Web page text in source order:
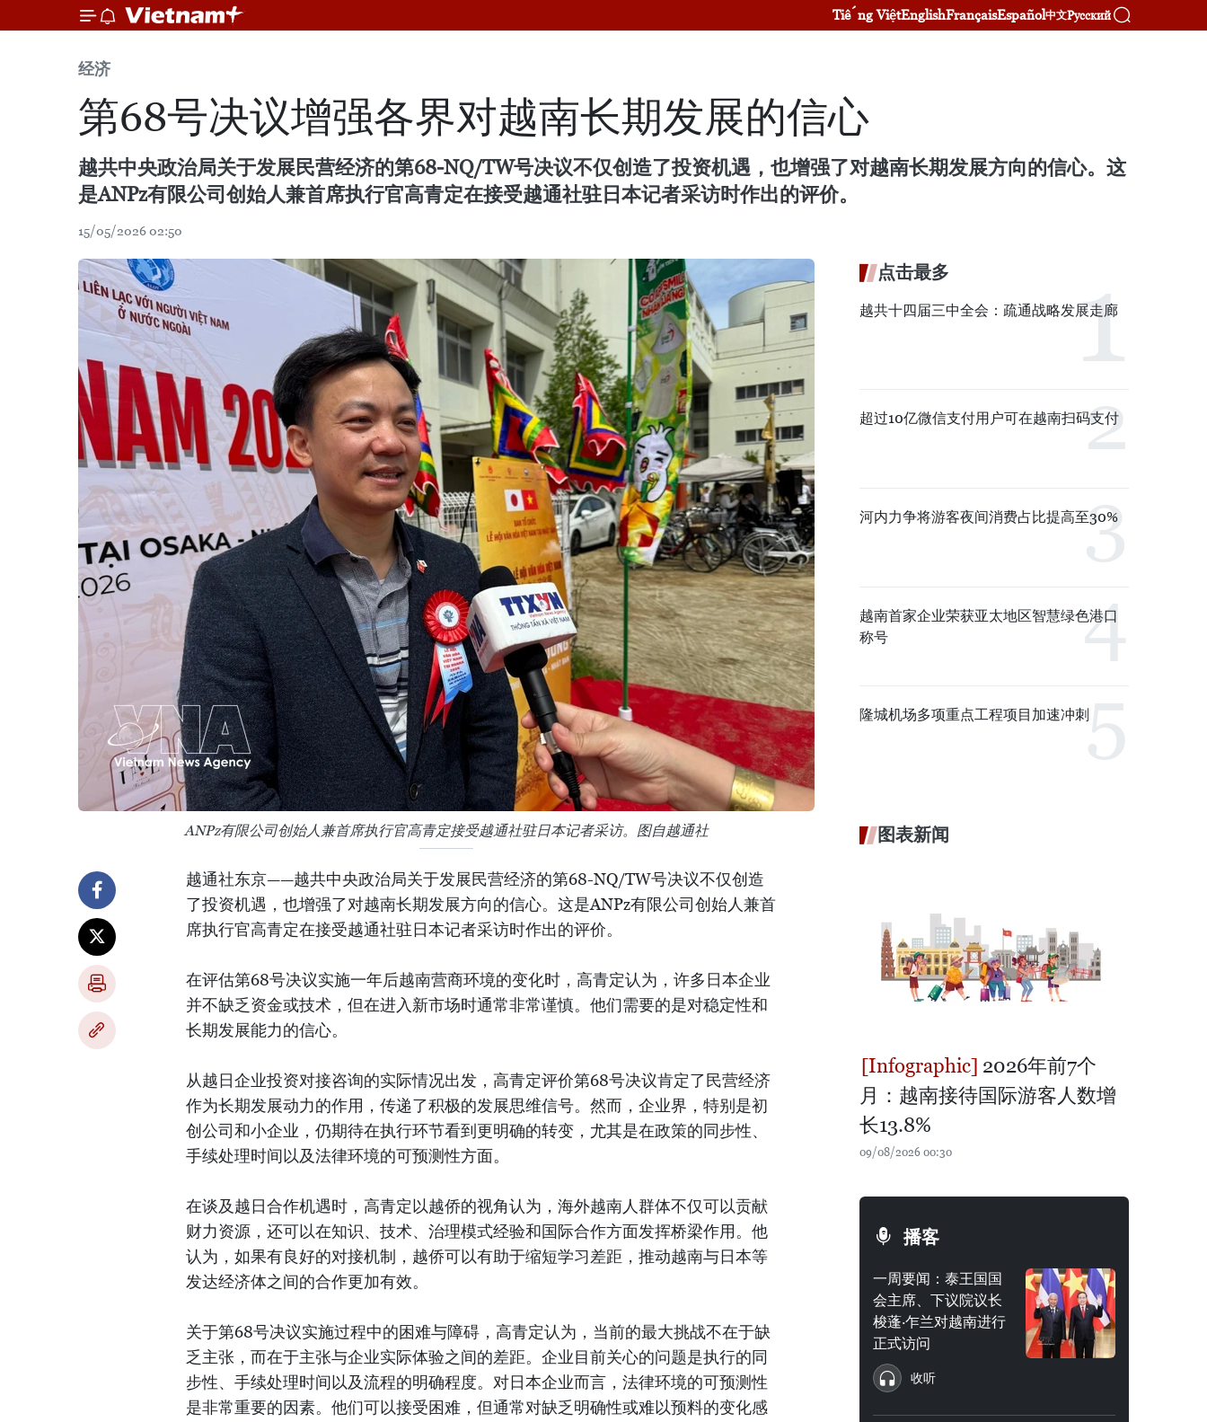
Tiếng ViệtEnglishFrançaisEspañol中文Русский
经济
第68号决议增强各界对越南长期发展的信心
越共中央政治局关于发展民营经济的第68-NQ/TW号决议不仅创造了投资机遇，也增强了对越南长期发展方向的信心。这
是ANPz有限公司创始人兼首席执行官高青定在接受越通社驻日本记者采访时作出的评价。
15/05/2026 02:50
ANPz有限公司创始人兼首席执行官高青定接受越通社驻日本记者采访。图自越通社
越通社东京——越共中央政治局关于发展民营经济的第68-NQ/TW号决议不仅创造
了投资机遇，也增强了对越南长期发展方向的信心。这是ANPz有限公司创始人兼首
席执行官高青定在接受越通社驻日本记者采访时作出的评价。
在评估第68号决议实施一年后越南营商环境的变化时，高青定认为，许多日本企业
并不缺乏资金或技术，但在进入新市场时通常非常谨慎。他们需要的是对稳定性和
长期发展能力的信心。
从越日企业投资对接咨询的实际情况出发，高青定评价第68号决议肯定了民营经济
作为长期发展动力的作用，传递了积极的发展思维信号。然而，企业界，特别是初
创公司和小企业，仍期待在执行环节看到更明确的转变，尤其是在政策的同步性、
手续处理时间以及法律环境的可预测性方面。
在谈及越日合作机遇时，高青定以越侨的视角认为，海外越南人群体不仅可以贡献
财力资源，还可以在知识、技术、治理模式经验和国际合作方面发挥桥梁作用。他
认为，如果有良好的对接机制，越侨可以有助于缩短学习差距，推动越南与日本等
发达经济体之间的合作更加有效。
关于第68号决议实施过程中的困难与障碍，高青定认为，当前的最大挑战不在于缺
乏主张，而在于主张与企业实际体验之间的差距。企业目前关心的问题是执行的同
步性、手续处理时间以及流程的明确程度。对日本企业而言，法律环境的可预测性
是非常重要的因素。他们可以接受困难，但通常对缺乏明确性或难以预料的变化感
点击最多
越共十四届三中全会：疏通战略发展走廊
超过10亿微信支付用户可在越南扫码支付
河内力争将游客夜间消费占比提高至30%
越南首家企业荣获亚太地区智慧绿色港口
称号
隆城机场多项重点工程项目加速冲刺
图表新闻
2026年前7个
月：越南接待国际游客人数增
长13.8%
09/08/2026 00:30
播客
一周要闻：泰王国国
会主席、下议院议长
梭蓬·乍兰对越南进行
正式访问
收听